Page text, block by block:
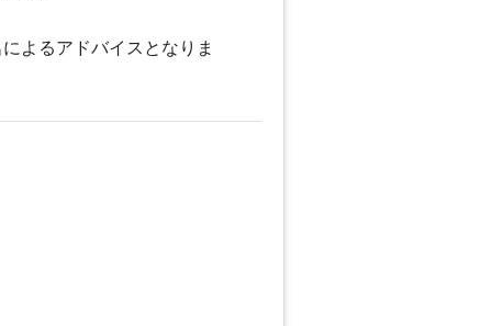
よるアドバイスとなりま